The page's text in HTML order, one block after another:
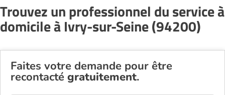
Trouvez un professionnel du service à
domicile à Ivry-sur-Seine (94200)
Faites votre demande pour être
recontacté gratuitement.